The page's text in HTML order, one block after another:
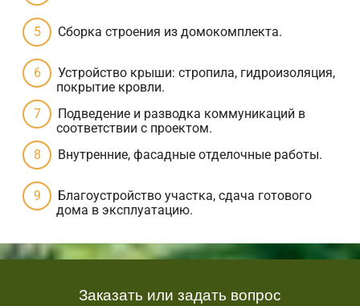
Сборка строения из домокомплекта.
Устройство крыши: стропила, гидроизоляция,
покрытие кровли.
Подведение и разводка коммуникаций в
соответствии с проектом.
Внутренние, фасадные отделочные работы.
Благоустройство участка, сдача готового
дома в эксплуатацию.
Заказать или задать вопрос